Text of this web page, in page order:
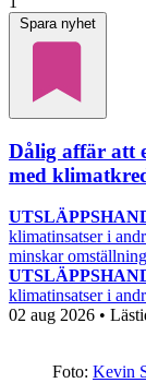
Spara nyhet
Dålig affär att
med
klimatinsatser i
minskar
klimatinsatser i
02 aug 2026 •
Foto: Kevin